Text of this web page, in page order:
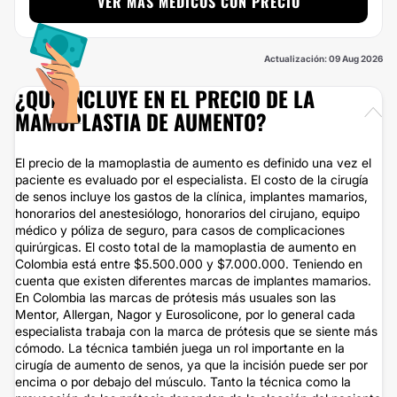
Actualización: 09 Aug 2026
¿QUÉ INCLUYE EN EL PRECIO DE LA
MAMOPLASTIA DE AUMENTO?
El precio de la mamoplastia de aumento es definido una vez el
paciente es evaluado por el especialista. El costo de la cirugía
de senos incluye los gastos de la clínica, implantes mamarios,
honorarios del anestesiólogo, honorarios del cirujano, equipo
médico y póliza de seguro, para casos de complicaciones
quirúrgicas. El costo total de la mamoplastia de aumento en
Colombia está entre $5.500.000 y $7.000.000. Teniendo en
cuenta que existen diferentes marcas de implantes mamarios.
En Colombia las marcas de prótesis más usuales son las
Mentor, Allergan, Nagor y Eurosolicone, por lo general cada
especialista trabaja con la marca de prótesis que se siente más
cómodo. La técnica también juega un rol importante en la
cirugía de aumento de senos, ya que la incisión puede ser por
encima o por debajo del músculo. Tanto la técnica como la